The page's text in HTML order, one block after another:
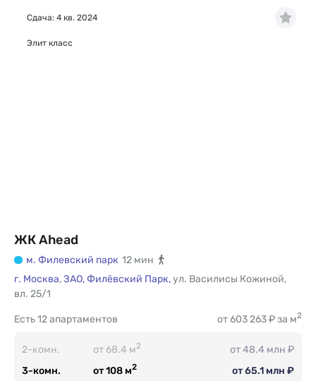
ЖК Ahead
м. Филевский парк 12 мин
г. Москва,ЗАО, Филёвский Парк,ул. Василисы Кожиной,
вл. 25/1
12 апартаментов
Есть от 603 263 ₽ за м2
2-комн. от 68.4 м2
от 48.4 млн ₽
3-комн.
от 108 м2 от 65.1 млн ₽
Сдача: 4 кв. 2024
Элит класс